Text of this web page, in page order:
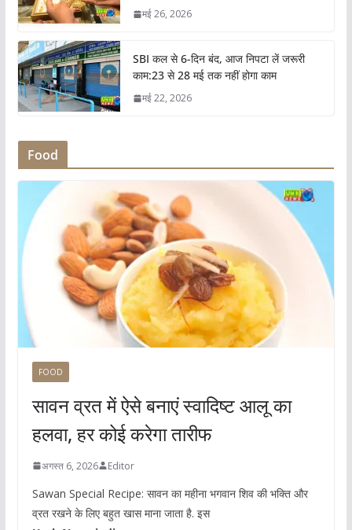
मई 26, 2026
SBI कल से 6-दिन बंद, आज निपटा लें जरूरी
काम:23 से 28 मई तक नहीं होगा काम
मई 22, 2026
Food
FOOD
सावन व्रत में ऐसे बनाएं स्वादिष्ट आलू का
हलवा, हर कोई करेगा तारीफ
अगस्त 6, 2026 Editor
Sawan Special Recipe: सावन का महीना भगवान शिव की भक्ति और
व्रत रखने के लिए बहुत खास माना जाता है. इस